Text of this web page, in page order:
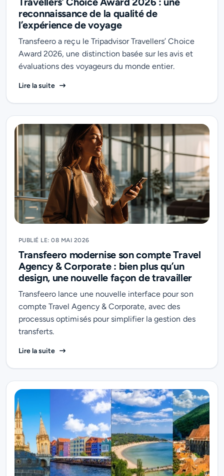
reconnaissance de la qualité de
l’expérience de voyage
Transfeero a reçu le Tripadvisor Travellers’ Choice
Award 2026, une distinction basée sur les avis et
évaluations des voyageurs du monde entier.
Lire la suite Transfeero reçoit le Tripadvisor Travellers’ Choice
PUBLIÉ LE: 08 MAI 2026
Transfeero modernise son compte Travel
Agency & Corporate : bien plus qu’un
design, une nouvelle façon de travailler
Transfeero lance une nouvelle interface pour son
compte Travel Agency & Corporate, avec des
processus optimisés pour simplifier la gestion des
transferts.
Lire la suite Transfeero modernise son compte Travel Agency